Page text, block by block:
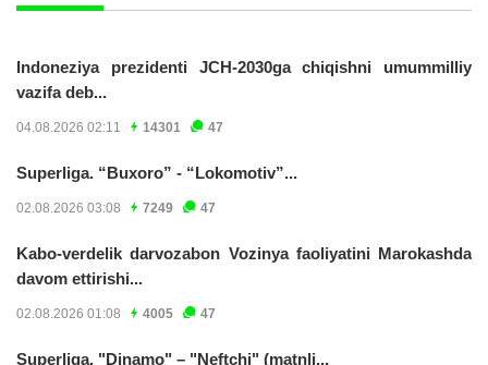
Indoneziya prezidenti JCH-2030ga chiqishni umummilliy
vazifa deb...
04.08.2026 02:11 14301 47
Superliga. “Buxoro” - “Lokomotiv”...
02.08.2026 03:08 7249 47
Kabo-verdelik darvozabon Vozinya faoliyatini Marokashda
davom ettirishi...
02.08.2026 01:08 4005 47
Superliga. "Dinamo" – "Neftchi" (matnli...